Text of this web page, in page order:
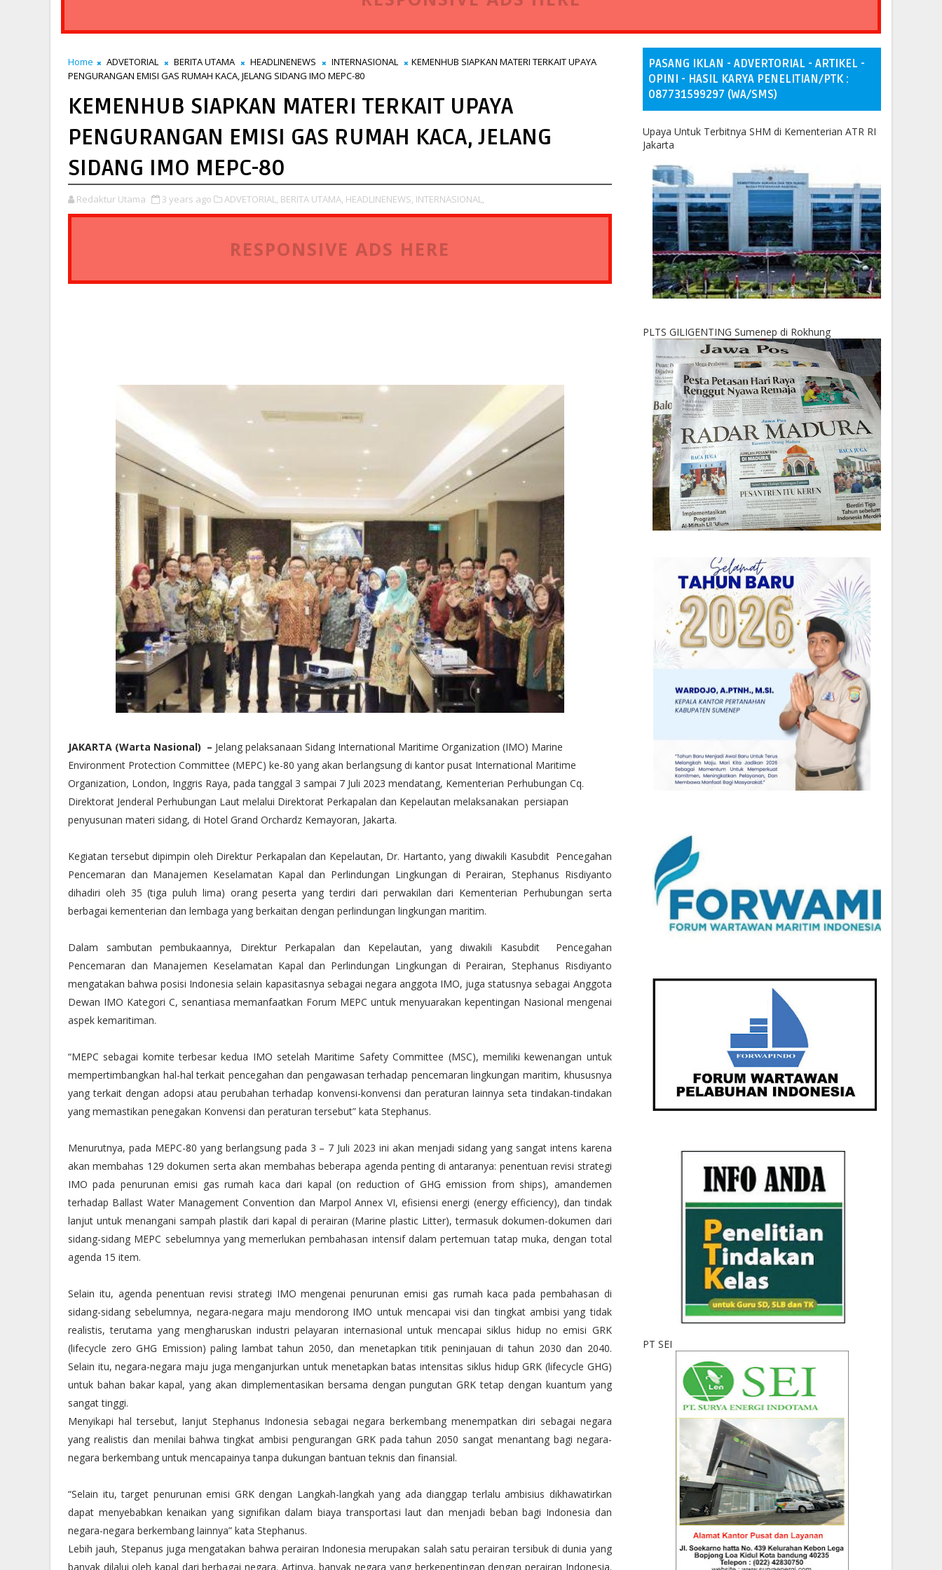
Home ADVETORIAL BERITA UTAMA HEADLINENEWS INTERNASIONAL
KEMENHUB SIAPKAN MATERI TERKAIT UPAYA
PENGURANGAN EMISI GAS RUMAH KACA, JELANG SIDANG IMO MEPC-80
KEMENHUB SIAPKAN MATERI TERKAIT UPAYA
PENGURANGAN EMISI GAS RUMAH KACA, JELANG
SIDANG IMO MEPC-80
Redaktur Utama 3 years ago ADVETORIAL, BERITA UTAMA, HEADLINENEWS, INTERNASIONAL,
RESPONSIVE ADS HERE
JAKARTA (Warta Nasional) – Jelang pelaksanaan Sidang International Maritime Organization (IMO) Marine
Environment Protection Committee (MEPC) ke-80 yang akan berlangsung di kantor pusat International Maritime
Organization, London, Inggris Raya, pada tanggal 3 sampai 7 Juli 2023 mendatang, Kementerian Perhubungan Cq.
Direktorat Jenderal Perhubungan Laut melalui Direktorat Perkapalan dan Kepelautan melaksanakan persiapan
penyusunan materi sidang, di Hotel Grand Orchardz Kemayoran, Jakarta.
Kegiatan tersebut dipimpin oleh Direktur Perkapalan dan Kepelautan, Dr. Hartanto, yang diwakili Kasubdit Pencegahan
Pencemaran dan Manajemen Keselamatan Kapal dan Perlindungan Lingkungan di Perairan, Stephanus Risdiyanto
dihadiri oleh 35 (tiga puluh lima) orang peserta yang terdiri dari perwakilan dari Kementerian Perhubungan serta
berbagai kementerian dan lembaga yang berkaitan dengan perlindungan lingkungan maritim.
Dalam sambutan pembukaannya, Direktur Perkapalan dan Kepelautan, yang diwakili Kasubdit Pencegahan
Pencemaran dan Manajemen Keselamatan Kapal dan Perlindungan Lingkungan di Perairan, Stephanus Risdiyanto
mengatakan bahwa posisi Indonesia selain kapasitasnya sebagai negara anggota IMO, juga statusnya sebagai Anggota
Dewan IMO Kategori C, senantiasa memanfaatkan Forum MEPC untuk menyuarakan kepentingan Nasional mengenai
aspek kemaritiman.
“MEPC sebagai komite terbesar kedua IMO setelah Maritime Safety Committee (MSC), memiliki kewenangan untuk
mempertimbangkan hal-hal terkait pencegahan dan pengawasan terhadap pencemaran lingkungan maritim, khususnya
yang terkait dengan adopsi atau perubahan terhadap konvensi-konvensi dan peraturan lainnya seta tindakan-tindakan
yang memastikan penegakan Konvensi dan peraturan tersebut” kata Stephanus.
Menurutnya, pada MEPC-80 yang berlangsung pada 3 – 7 Juli 2023 ini akan menjadi sidang yang sangat intens karena
akan membahas 129 dokumen serta akan membahas beberapa agenda penting di antaranya: penentuan revisi strategi
IMO pada penurunan emisi gas rumah kaca dari kapal (on reduction of GHG emission from ships), amandemen
terhadap Ballast Water Management Convention dan Marpol Annex VI, efisiensi energi (energy efficiency), dan tindak
lanjut untuk menangani sampah plastik dari kapal di perairan (Marine plastic Litter), termasuk dokumen-dokumen dari
sidang-sidang MEPC sebelumnya yang memerlukan pembahasan intensif dalam pertemuan tatap muka, dengan total
agenda 15 item.
Selain itu, agenda penentuan revisi strategi IMO mengenai penurunan emisi gas rumah kaca pada pembahasan di
sidang-sidang sebelumnya, negara-negara maju mendorong IMO untuk mencapai visi dan tingkat ambisi yang tidak
realistis, terutama yang mengharuskan industri pelayaran internasional untuk mencapai siklus hidup no emisi GRK
(lifecycle zero GHG Emission) paling lambat tahun 2050, dan menetapkan titik peninjauan di tahun 2030 dan 2040.
Selain itu, negara-negara maju juga menganjurkan untuk menetapkan batas intensitas siklus hidup GRK (lifecycle GHG)
untuk bahan bakar kapal, yang akan dimplementasikan bersama dengan pungutan GRK tetap dengan kuantum yang
sangat tinggi.
Menyikapi hal tersebut, lanjut Stephanus Indonesia sebagai negara berkembang menempatkan diri sebagai negara
yang realistis dan menilai bahwa tingkat ambisi pengurangan GRK pada tahun 2050 sangat menantang bagi negara-
negara berkembang untuk mencapainya tanpa dukungan bantuan teknis dan finansial.
“Selain itu, target penurunan emisi GRK dengan Langkah-langkah yang ada dianggap terlalu ambisius dikhawatirkan
dapat menyebabkan kenaikan yang signifikan dalam biaya transportasi laut dan menjadi beban bagi Indonesia dan
negara-negara berkembang lainnya” kata Stephanus.
Lebih jauh, Stepanus juga mengatakan bahwa perairan Indonesia merupakan salah satu perairan tersibuk di dunia yang
banyak dilalui oleh kapal dari berbagai negara. Artinya, banyak negara yang berkepentingan dengan perairan Indonesia.
PASANG IKLAN - ADVERTORIAL - ARTIKEL -
OPINI - HASIL KARYA PENELITIAN/PTK :
087731599297 (WA/SMS)
Upaya Untuk Terbitnya SHM di Kementerian ATR RI
Jakarta
PLTS GILIGENTING Sumenep di Rokhung
PT SEI